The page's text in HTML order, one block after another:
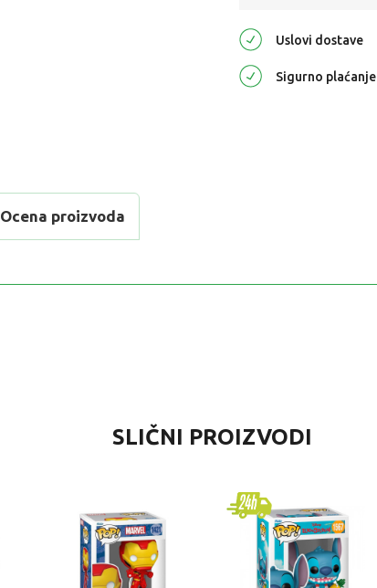
Uslovi dostave
Sigurno plaćanje
Ocena proizvoda
Kolekcionarske figure i setovi
SLIČNI PROIZVODI